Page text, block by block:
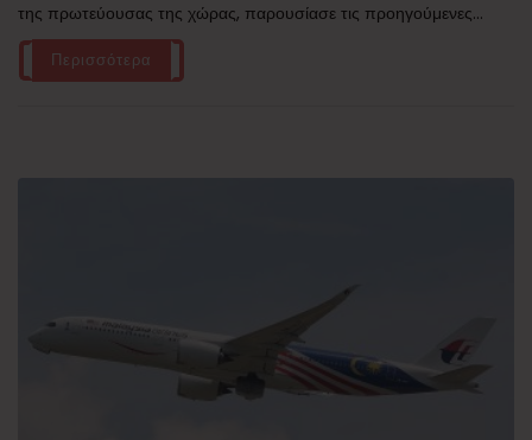
της πρωτεύουσας της χώρας, παρουσίασε τις προηγούμενες...
Περισσότερα